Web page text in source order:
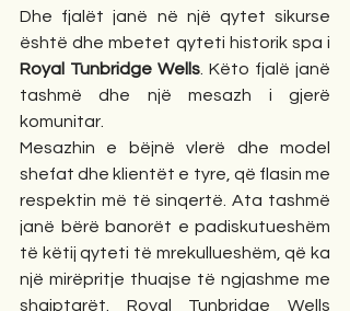
Dhe fjalët janë në një qytet sikurse
Royal Tunbridge Wells . Këto fjalë janë
tashmë dhe një mesazh i gjerë
komunitar.
Mesazhin e bëjnë vlerë dhe model
shefat dhe klientët e tyre, që flasin me
respektin më të sinqertë. Ata tashmë
janë bërë banorët e padiskutueshëm
të këtij qyteti të mrekullueshëm, që ka
një mirëpritje thuajse të ngjashme me
shqiptarët. Royal Tunbridge Wells